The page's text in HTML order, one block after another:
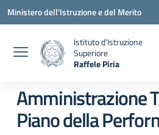
Vai ai contenuti
Vai al menu di navigazione
Vai al footer
Ministero dell'Istruzione e del Merito
Istituto d'Istruzione
Superiore
Raffele Piria
Amministrazione
Piano della